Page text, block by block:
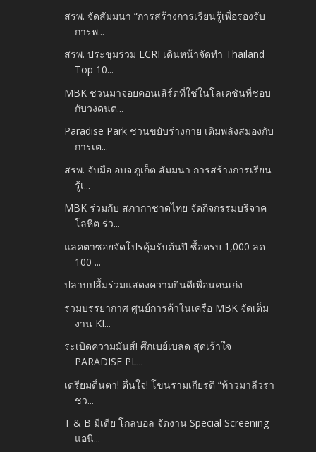
สรพ. จัดสัมมนา “การสร้างการเรียนรู้เพื่อรองรับ
การพ...
สรพ. ประชุมร่วม ECRI เดินหน้าจัดทำ Thailand
Top 10...
MBK ชวนมาจอยคอนเสิร์ตที่ใช่ในโลเคชันที่ชอบ
กับวงดนต...
Paradise Park ชวนขยับร่างกาย เติมพลังสมองกับ
การเต...
สรพ. จับมือ อบจ.ภูเก็ต สัมมนา การสร้างการเรียน
รู้เ...
MBK ร่วมกับ สภากาชาดไทย จัดกิจกรรมบริจาค
โลหิต ร่ว...
แลคตาซอยจัดโปรคุ้มรับต้นปี ซื้อครบ 1,000 ลด
100 ...
ปลาบปลื้มร่วมแสดงความยินดีเพื่อนคนเก่ง
รวมบรรยากาศ ศูนย์การค้าในเครือ MBK จัดเต็ม
งาน KI...
ระเบิดความมันส์! ศึกเบย์เบลด สุดเร้าใจ
PARADISE PL...
เตรียมตื่นตา! ตื่นใจ! โขนรามเกียรติ “ท้าวมาลีวรา
ชว...
T & B มีเดีย โกลบอล จัดงาน Special Screening
แอนิ...